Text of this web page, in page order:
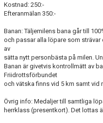
Kostnad: 250:-
Efteranmälan 350:-
Banan: Täljemilens bana går till
och passar alla löpare som
av
sätta nytt personbästa på milen.
Banan är givetvis kontrollmätt av
Friidrottsförbundet
och vätska finns vid 5 km samt vid
Övrig info: Medaljer till samtliga
herrklass (presentkort). Det lottas